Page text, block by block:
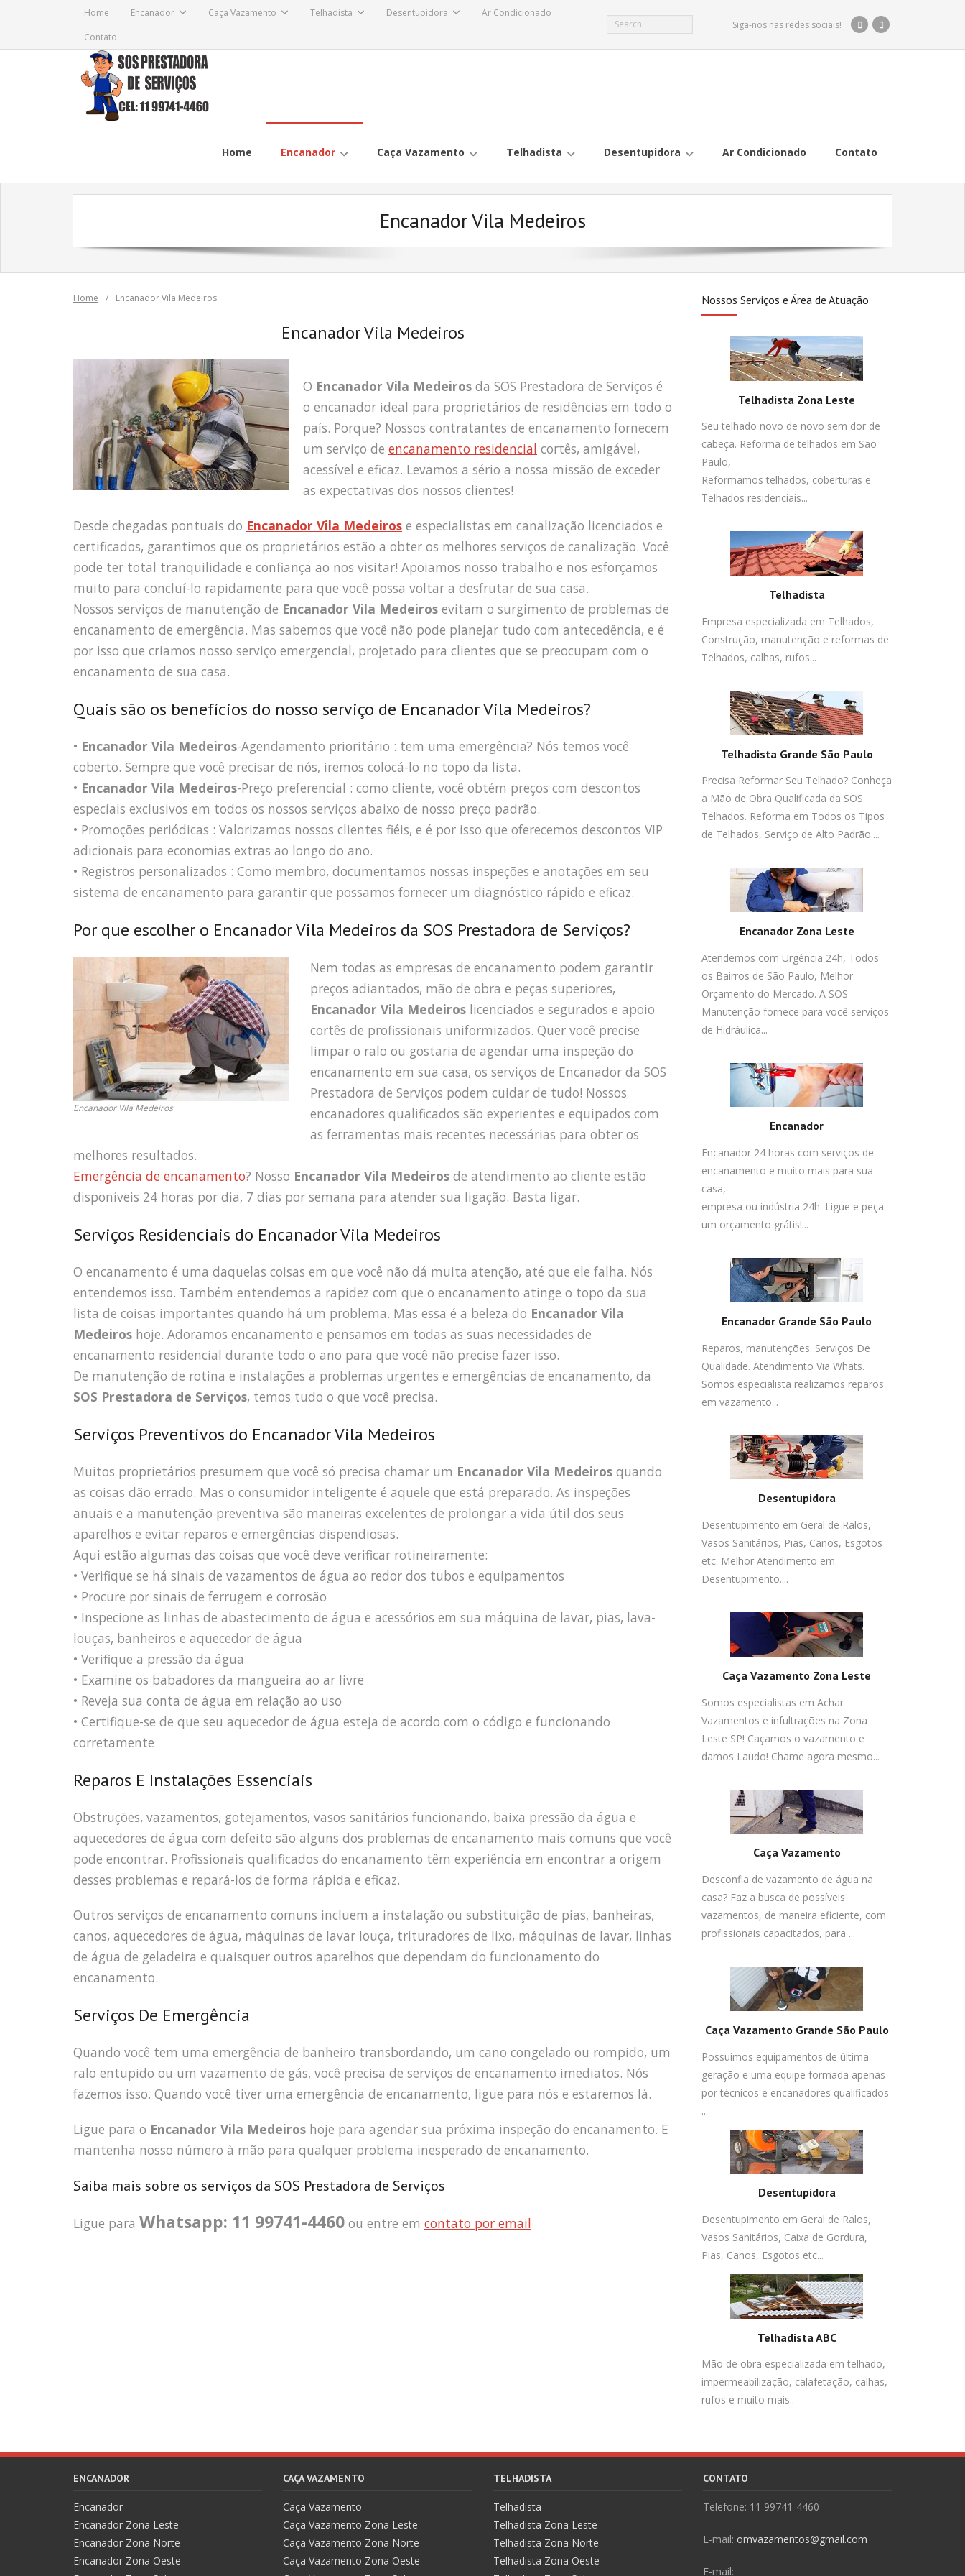
Home Encanador Caça Vazamento Telhadista Desentupidora
Ar Condicionado
Contato
Siga-nos nas redes sociais!
Home Encanador Caça Vazamento Telhadista Desentupidora Ar Condicionado Contato
Encanador Vila Medeiros
Home / Encanador Vila Medeiros
Encanador Vila Medeiros
O Encanador Vila Medeiros da SOS Prestadora de Serviços é
o encanador ideal para proprietários de residências em todo o
país. Porque? Nossos contratantes de encanamento fornecem
um serviço de encanamento residencial cortês, amigável,
acessível e eficaz. Levamos a sério a nossa missão de exceder
as expectativas dos nossos clientes!
Desde chegadas pontuais do Encanador Vila Medeiros e especialistas em canalização licenciados e
certificados, garantimos que os proprietários estão a obter os melhores serviços de canalização. Você
pode ter total tranquilidade e confiança ao nos visitar! Apoiamos nosso trabalho e nos esforçamos
muito para concluí-lo rapidamente para que você possa voltar a desfrutar de sua casa.
Nossos serviços de manutenção de Encanador Vila Medeiros evitam o surgimento de problemas de
encanamento de emergência. Mas sabemos que você não pode planejar tudo com antecedência, e é
por isso que criamos nosso serviço emergencial, projetado para clientes que se preocupam com o
encanamento de sua casa.
Quais são os benefícios do nosso serviço de Encanador Vila Medeiros?
• Encanador Vila Medeiros-Agendamento prioritário : tem uma emergência? Nós temos você
coberto. Sempre que você precisar de nós, iremos colocá-lo no topo da lista.
• Encanador Vila Medeiros-Preço preferencial : como cliente, você obtém preços com descontos
especiais exclusivos em todos os nossos serviços abaixo de nosso preço padrão.
• Promoções periódicas : Valorizamos nossos clientes fiéis, e é por isso que oferecemos descontos VIP
adicionais para economias extras ao longo do ano.
• Registros personalizados : Como membro, documentamos nossas inspeções e anotações em seu
sistema de encanamento para garantir que possamos fornecer um diagnóstico rápido e eficaz.
Por que escolher o Encanador Vila Medeiros da SOS Prestadora de Serviços?
Encanador Vila Medeiros
Nem todas as empresas de encanamento podem garantir
preços adiantados, mão de obra e peças superiores,
Encanador Vila Medeiros licenciados e segurados e apoio
cortês de profissionais uniformizados. Quer você precise
limpar o ralo ou gostaria de agendar uma inspeção do
encanamento em sua casa, os serviços de Encanador da SOS
Prestadora de Serviços podem cuidar de tudo! Nossos
encanadores qualificados são experientes e equipados com
as ferramentas mais recentes necessárias para obter os
melhores resultados.
Emergência de encanamento? Nosso Encanador Vila Medeiros de atendimento ao cliente estão
disponíveis 24 horas por dia, 7 dias por semana para atender sua ligação. Basta ligar.
Serviços Residenciais do Encanador Vila Medeiros
O encanamento é uma daquelas coisas em que você não dá muita atenção, até que ele falha. Nós
entendemos isso. Também entendemos a rapidez com que o encanamento atinge o topo da sua
lista de coisas importantes quando há um problema. Mas essa é a beleza do Encanador Vila
Medeiros hoje. Adoramos encanamento e pensamos em todas as suas necessidades de
encanamento residencial durante todo o ano para que você não precise fazer isso.
De manutenção de rotina e instalações a problemas urgentes e emergências de encanamento, da
SOS Prestadora de Serviços, temos tudo o que você precisa.
Serviços Preventivos do Encanador Vila Medeiros
Muitos proprietários presumem que você só precisa chamar um Encanador Vila Medeiros quando
as coisas dão errado. Mas o consumidor inteligente é aquele que está preparado. As inspeções
anuais e a manutenção preventiva são maneiras excelentes de prolongar a vida útil dos seus
aparelhos e evitar reparos e emergências dispendiosas.
Aqui estão algumas das coisas que você deve verificar rotineiramente:
• Verifique se há sinais de vazamentos de água ao redor dos tubos e equipamentos
• Procure por sinais de ferrugem e corrosão
• Inspecione as linhas de abastecimento de água e acessórios em sua máquina de lavar, pias, lava-
louças, banheiros e aquecedor de água
• Verifique a pressão da água
• Examine os babadores da mangueira ao ar livre
• Reveja sua conta de água em relação ao uso
• Certifique-se de que seu aquecedor de água esteja de acordo com o código e funcionando
corretamente
Reparos E Instalações Essenciais
Obstruções, vazamentos, gotejamentos, vasos sanitários funcionando, baixa pressão da água e
aquecedores de água com defeito são alguns dos problemas de encanamento mais comuns que você
pode encontrar. Profissionais qualificados do encanamento têm experiência em encontrar a origem
desses problemas e repará-los de forma rápida e eficaz.
Outros serviços de encanamento comuns incluem a instalação ou substituição de pias, banheiras,
canos, aquecedores de água, máquinas de lavar louça, trituradores de lixo, máquinas de lavar, linhas
de água de geladeira e quaisquer outros aparelhos que dependam do funcionamento do
encanamento.
Serviços De Emergência
Quando você tem uma emergência de banheiro transbordando, um cano congelado ou rompido, um
ralo entupido ou um vazamento de gás, você precisa de serviços de encanamento imediatos. Nós
fazemos isso. Quando você tiver uma emergência de encanamento, ligue para nós e estaremos lá.
Ligue para o Encanador Vila Medeiros hoje para agendar sua próxima inspeção do encanamento. E
mantenha nosso número à mão para qualquer problema inesperado de encanamento.
Saiba mais sobre os serviços da SOS Prestadora de Serviços
Ligue para Whatsapp: 11 99741-4460 ou entre em contato por email
Nossos Serviços e Área de Atuação
Telhadista Zona Leste
Seu telhado novo de novo sem dor de
cabeça. Reforma de telhados em São
Paulo,
Reformamos telhados, coberturas e
Telhados residenciais...
Telhadista
Empresa especializada em Telhados,
Construção, manutenção e reformas de
Telhados, calhas, rufos...
Telhadista Grande São Paulo
Precisa Reformar Seu Telhado? Conheça
a Mão de Obra Qualificada da SOS
Telhados. Reforma em Todos os Tipos
de Telhados, Serviço de Alto Padrão....
Encanador Zona Leste
Atendemos com Urgência 24h, Todos
os Bairros de São Paulo, Melhor
Orçamento do Mercado. A SOS
Manutenção fornece para você serviços
de Hidráulica...
Encanador
Encanador 24 horas com serviços de
encanamento e muito mais para sua
casa,
empresa ou indústria 24h. Ligue e peça
um orçamento grátis!...
Encanador Grande São Paulo
Reparos, manutenções. Serviços De
Qualidade. Atendimento Via Whats.
Somos especialista realizamos reparos
em vazamento...
Desentupidora
Desentupimento em Geral de Ralos,
Vasos Sanitários, Pias, Canos, Esgotos
etc. Melhor Atendimento em
Desentupimento....
Caça Vazamento Zona Leste
Somos especialistas em Achar
Vazamentos e infultrações na Zona
Leste SP! Caçamos o vazamento e
damos Laudo! Chame agora mesmo...
Caça Vazamento
Desconfia de vazamento de água na
casa? Faz a busca de possíveis
vazamentos, de maneira eficiente, com
profissionais capacitados, para ...
Caça Vazamento Grande São Paulo
Possuímos equipamentos de última
geração e uma equipe formada apenas
por técnicos e encanadores qualificados
...
Desentupidora
Desentupimento em Geral de Ralos,
Vasos Sanitários, Caixa de Gordura,
Pias, Canos, Esgotos etc...
Telhadista ABC
Mão de obra especializada em telhado,
impermeabilização, calafetação, calhas,
rufos e muito mais..
ENCANADOR
Encanador
Encanador Zona Leste
Encanador Zona Norte
Encanador Zona Oeste
CAÇA VAZAMENTO
Caça Vazamento
Caça Vazamento Zona Leste
Caça Vazamento Zona Norte
Caça Vazamento Zona Oeste
TELHADISTA
Telhadista
Telhadista Zona Leste
Telhadista Zona Norte
Telhadista Zona Oeste
CONTATO
Telefone: 11 99741-4460
E-mail: omvazamentos@gmail.com
E-mail: